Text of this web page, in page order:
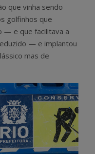
que vinha sendo
golfinhos que
— e que facilitava a
— e implantou
mas de